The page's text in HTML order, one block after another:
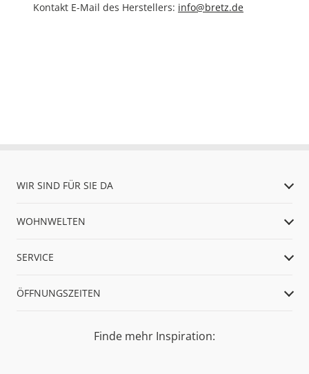
Kontakt E-Mail des Herstellers: info@bretz.de
WIR SIND FÜR SIE DA
WOHNWELTEN
SERVICE
ÖFFNUNGSZEITEN
Finde mehr Inspiration: